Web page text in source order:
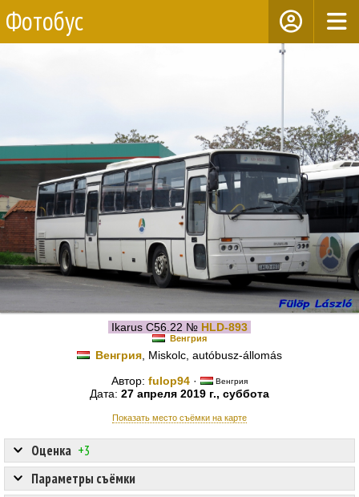
Фотобус
Ikarus C56.22 № HLD-893
Венгрия
Венгрия , Miskolc, autóbusz-állomás
Автор: fulop94 · Венгрия
Дата: 27 апреля 2019 г., суббота
Показать место съёмки на карте
Оценка +3
Параметры съёмки